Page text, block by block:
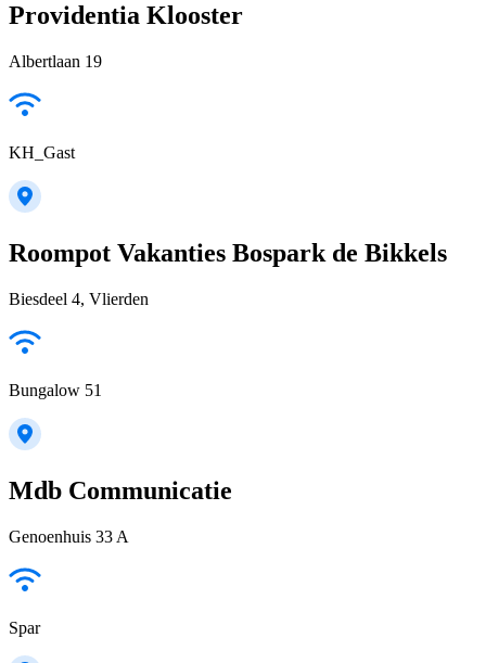
Providentia Klooster
Albertlaan 19
KH_Gast
Roompot Vakanties Bospark de Bikkels
Biesdeel 4, Vlierden
Bungalow 51
Mdb Communicatie
Genoenhuis 33 A
Spar